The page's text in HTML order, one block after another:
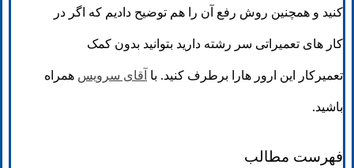
کنید و همچنین روش رفع آن را هم توضیح دادیم که اگر در
کار های تعمیراتی سر رشته دارید بتوانید بدون کمک
تعمیرکار این ارور هارا برطرف کنید. با آقای سرویس همراه
باشید.
فهرست مطالب